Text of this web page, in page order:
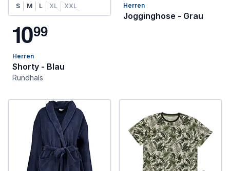
S M L XL XXL
1099
Herren
Shorty - Blau
Rundhals
Herren
Jogginghose - Grau